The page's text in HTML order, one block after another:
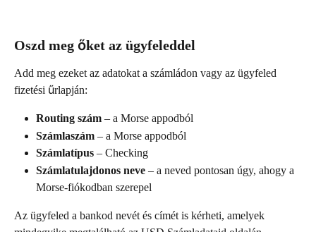
Oszd meg őket az ügyfeleddel
Add meg ezeket az adatokat a számládon vagy az ügyfeled
fizetési űrlapján:
Routing szám – a Morse appodból
Számlaszám – a Morse appodból
Számlatípus – Checking
Számlatulajdonos neve – a neved pontosan úgy, ahogy a
Morse-fiókodban szerepel
Az ügyfeled a bankod nevét és címét is kérheti, amelyek